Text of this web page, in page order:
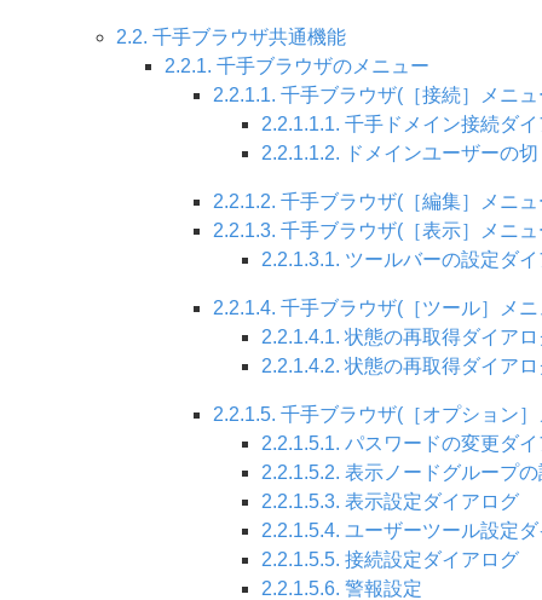
2.2. 千手ブラウザ共通機能
2.2.1. 千手ブラウザのメニュー
2.2.1.1. 千手ブラウザ(［接続］メニュ
2.2.1.1.1. 千手ドメイン接続ダ
2.2.1.1.2. ドメインユーザーの
2.2.1.2. 千手ブラウザ(［編集］メニュ
2.2.1.3. 千手ブラウザ(［表示］メニュ
2.2.1.3.1. ツールバーの設定ダ
2.2.1.4. 千手ブラウザ(［ツール］メ
2.2.1.4.1. 状態の再取得ダイア
2.2.1.4.2. 状態の再取得ダイア
2.2.1.5. 千手ブラウザ(［オプション
2.2.1.5.1. パスワードの変更ダ
2.2.1.5.2. 表示ノードグループ
2.2.1.5.3. 表示設定ダイアログ
2.2.1.5.4. ユーザーツール設定
2.2.1.5.5. 接続設定ダイアログ
2.2.1.5.6. 警報設定